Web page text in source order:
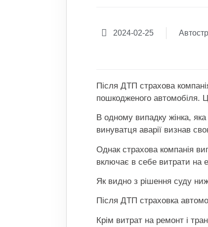
2024-02-25
Після ДТП страхова
пошкодженого автомобіля.
В одному випадку жінка,
винуватця аварії визнав
Однак страхова компанія
включає в себе витрати на
Як видно з рішення суду
Після ДТП страховка
Крім витрат на ремонт і